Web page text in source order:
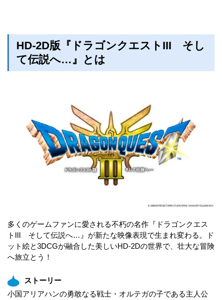
HD-2D版『ドラゴンクエストIII そし
て伝説へ…』とは
多くのゲームファンに愛される不朽の名作『ドラゴンクエス
トIII そして伝説へ…』が新たな映像表現で生まれ変わる。ド
ット絵と3DCGが融合した美しいHD-2Dの世界で、壮大な冒険
へ旅立とう！
ストーリー
小国アリアハンの勇敢なる戦士・オルテガの子である主人公